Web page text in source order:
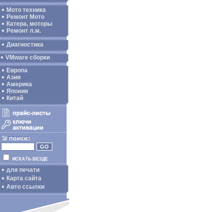
Мото техника
Ремонт Мото
Катера, моторы
Ремонт л.м.
Диагностика
VMware сборки
Европа
Азия
Америка
Япония
Китай
ИСКАТЬ ВЕЗДЕ
для печати
Карта сайта
Авто ссылки